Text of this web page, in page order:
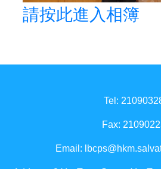
請按此進入相簿
Tel:
Fax:
Email: